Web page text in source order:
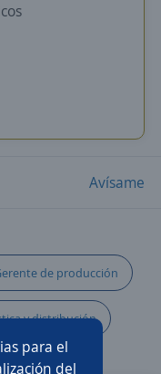
para el
del
Avísame
de producción
y distribución
almacén